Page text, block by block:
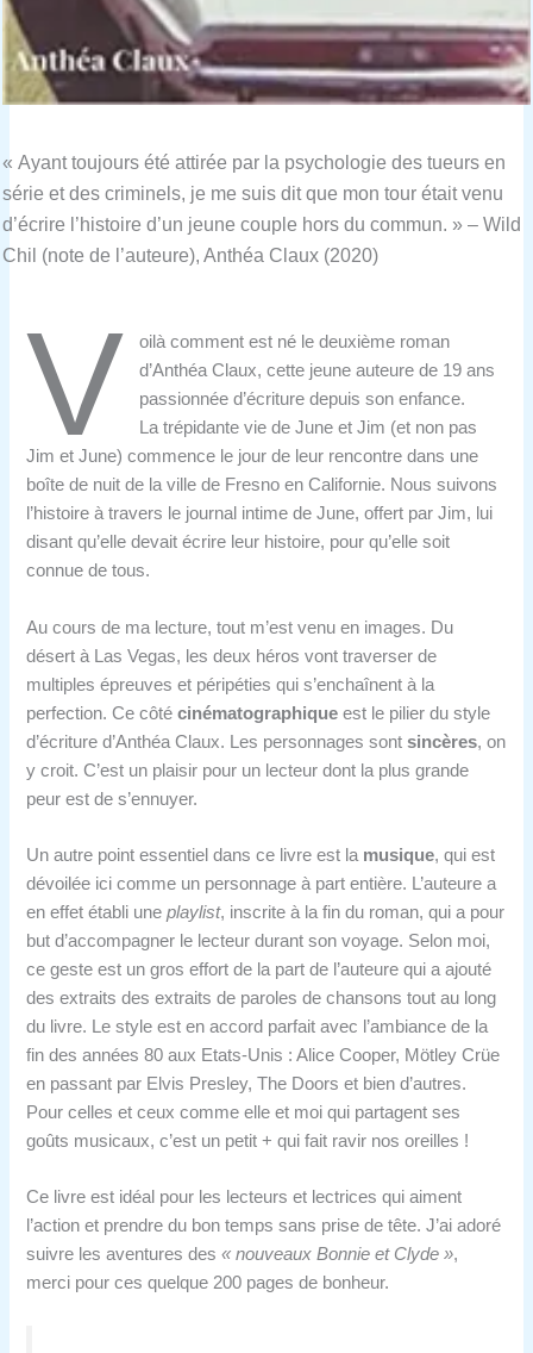
« Ayant toujours été attirée par la psychologie des tueurs en
série et des criminels, je me suis dit que mon tour était venu
d’écrire l’histoire d’un jeune couple hors du commun. » – Wild
Chil (note de l’auteure), Anthéa Claux (2020)
V
oilà comment est né le deuxième roman
d’Anthéa Claux, cette jeune auteure de 19 ans
passionnée d’écriture depuis son enfance.
La trépidante vie de June et Jim (et non pas
Jim et June) commence le jour de leur rencontre dans une
boîte de nuit de la ville de Fresno en Californie. Nous suivons
l’histoire à travers le journal intime de June, offert par Jim, lui
disant qu’elle devait écrire leur histoire, pour qu’elle soit
connue de tous.
Au cours de ma lecture, tout m’est venu en images. Du
désert à Las Vegas, les deux héros vont traverser de
multiples épreuves et péripéties qui s’enchaînent à la
perfection. Ce côtécinématographique est le pilier du style
d’écriture d’Anthéa Claux. Les personnages sontsincères, on
y croit. C’est un plaisir pour un lecteur dont la plus grande
peur est de s’ennuyer.
Un autre point essentiel dans ce livre est la musique, qui est
dévoilée ici comme un personnage à part entière. L’auteure a
en effet établi uneplaylist, inscrite à la fin du roman, qui a pour
but d’accompagner le lecteur durant son voyage. Selon moi,
ce geste est un gros effort de la part de l’auteure qui a ajouté
des extraits des extraits de paroles de chansons tout au long
du livre. Le style est en accord parfait avec l’ambiance de la
fin des années 80 aux Etats-Unis : Alice Cooper, Mötley Crüe
en passant par Elvis Presley, The Doors et bien d’autres.
Pour celles et ceux comme elle et moi qui partagent ses
goûts musicaux, c’est un petit + qui fait ravir nos oreilles !
Ce livre est idéal pour les lecteurs et lectrices qui aiment
l’action et prendre du bon temps sans prise de tête. J’ai adoré
suivre les aventures des« nouveaux Bonnie et Clyde »,
merci pour ces quelque 200 pages de bonheur.